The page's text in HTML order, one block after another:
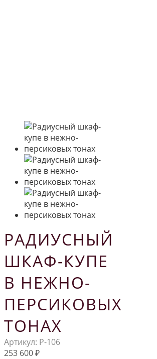
РАДИУСНЫЙ
ШКАФ-КУПЕ
В НЕЖНО-
ПЕРСИКОВЫХ
ТОНАХ
Артикул: Р-106
253 600₽